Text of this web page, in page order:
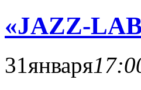
«JAZZ-
31января